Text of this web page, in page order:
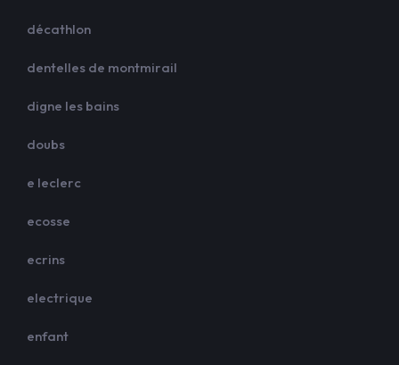
décathlon
dentelles de montmirail
digne les bains
doubs
e leclerc
ecosse
ecrins
electrique
enfant